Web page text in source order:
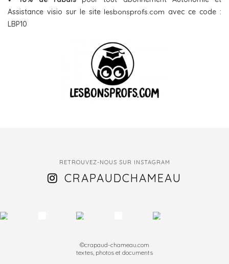
Assistance visio sur le site lesbonsprofs.com avec ce code :
LBP10
RETROUVEZ-NOUS SUR INSTAGRAM
CRAPAUDCHAMEAU
©crapaud-chameau.com
textes, photos et documents